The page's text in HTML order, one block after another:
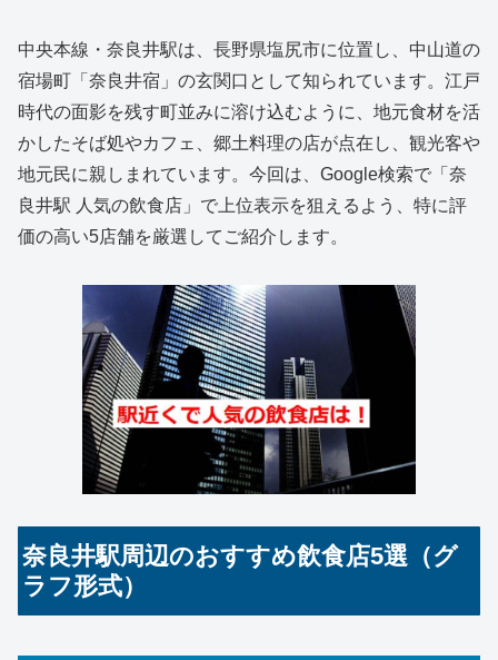
中央本線・奈良井駅は、長野県塩尻市に位置し、中山道の
宿場町「奈良井宿」の玄関口として知られています。江戸
時代の面影を残す町並みに溶け込むように、地元食材を活
かしたそば処やカフェ、郷土料理の店が点在し、観光客や
地元民に親しまれています。今回は、Google検索で「奈
良井駅 人気の飲食店」で上位表示を狙えるよう、特に評
価の高い5店舗を厳選してご紹介します。
奈良井駅周辺のおすすめ飲食店5選（グ
ラフ形式）